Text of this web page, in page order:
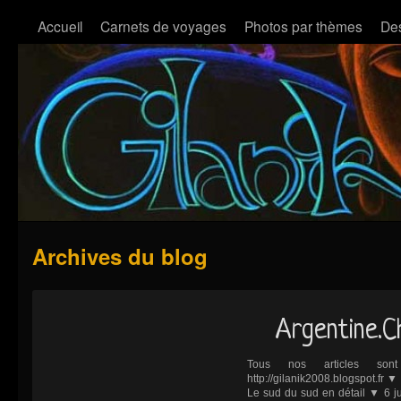
Accueil Carnets de voyages Photos par thèmes
Archives du blog
Tous nos articles
http://gilanik2008.blogspot.fr
Le sud du sud en détail ▼ 6